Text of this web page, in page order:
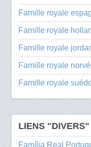
Famille royale
Famille royale
Famille royale
Famille royale
Famille royale
LIENS "DIVERS"
Família Real